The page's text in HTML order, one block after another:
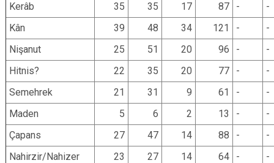
Kerâb
35 35 17 87 -
-
Kân
39 48 34 121 -
-
Nişanut
25 51 20 96 -
-
Hitnis?
22 35 20 77 -
-
Semehrek
21 31 9 61 -
-
Maden
5 6 2 13 -
-
Çapans
27 47 14 88 -
-
Nahirzir/Nahizer
23 27 14 64 -
-